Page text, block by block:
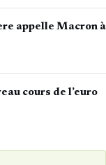
appelle Macron à
cours de l’euro